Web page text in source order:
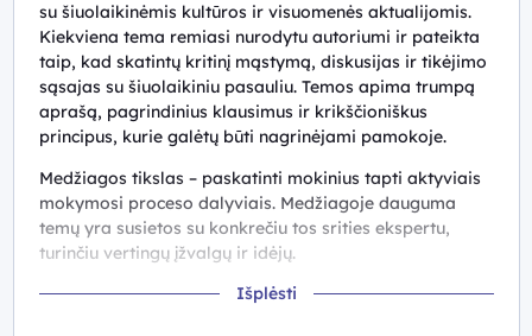
Išplėsti
su šiuolaikinėmis kultūros ir visuomenės aktualijomis.
Kiekviena tema remiasi nurodytu autoriumi ir pateikta
taip, kad skatintų kritinį mąstymą, diskusijas ir tikėjimo
sąsajas su šiuolaikiniu pasauliu. Temos apima trumpą
aprašą, pagrindinius klausimus ir krikščioniškus
principus, kurie galėtų būti nagrinėjami pamokoje.
Medžiagos tikslas – paskatinti mokinius tapti aktyviais
mokymosi proceso dalyviais. Medžiagoje dauguma
temų yra susietos su konkrečiu tos srities ekspertu,
turinčiu vertingų įžvalgų ir idėjų.
Medžiaga pasiekiama
https://jezuitai.craft.me/kultur